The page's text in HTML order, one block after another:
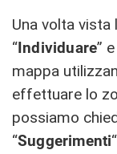
Una volta
“Individuare”
mappa
effettuare lo
possiamo
“Suggerimenti